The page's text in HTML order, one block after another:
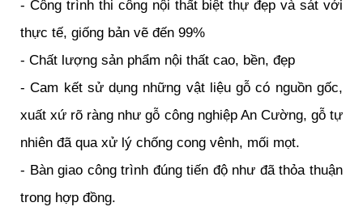
- Công trình thi công nội thất biệt thự đẹp và sát với
thực tế, giống bản vẽ đến 99%
- Chất lượng sản phẩm nội thất cao, bền, đẹp
- Cam kết sử dụng những vật liệu gỗ có nguồn gốc,
xuất xứ rõ ràng như gỗ công nghiệp An Cường, gỗ tự
nhiên đã qua xử lý chống cong vênh, mối mọt.
- Bàn giao công trình đúng tiến độ như đã thỏa thuận
trong hợp đồng.